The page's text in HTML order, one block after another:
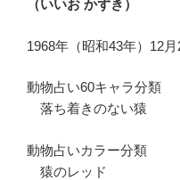
（いいお かずき）
1968年（昭和43年）12
動物占い60キャラ分類
落ち着きのない猿
動物占いカラー分類
猿のレッド